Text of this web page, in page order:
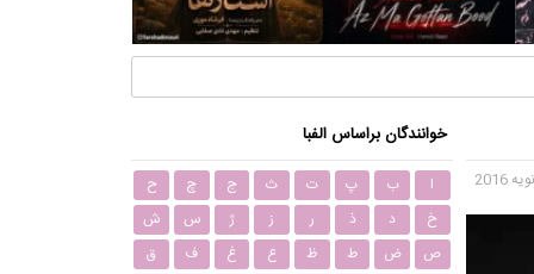
خوانندگان براساس الفبا
ا ب پ ت ث ج چ
ح
خ
د ذ ر ز ژ س
ش
ص
ض ط ظ ع غ ف
ق